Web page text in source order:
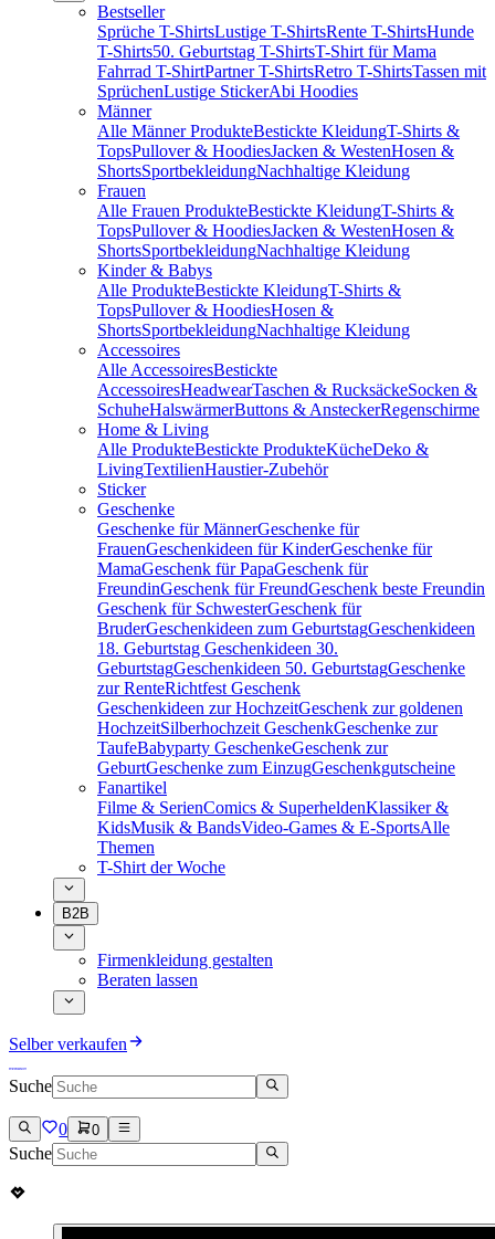
Bestseller
Sprüche T-ShirtsLustige T-ShirtsRente T-ShirtsHunde
T-Shirts50. Geburtstag T-ShirtsT-Shirt für Mama
Fahrrad T-ShirtPartner T-ShirtsRetro T-ShirtsTassen mit
SprüchenLustige StickerAbi Hoodies
Männer
Alle Männer ProdukteBestickte KleidungT-Shirts &
TopsPullover & HoodiesJacken & WestenHosen &
ShortsSportbekleidungNachhaltige Kleidung
Frauen
Alle Frauen ProdukteBestickte KleidungT-Shirts &
TopsPullover & HoodiesJacken & WestenHosen &
ShortsSportbekleidungNachhaltige Kleidung
Kinder & Babys
Alle ProdukteBestickte KleidungT-Shirts &
TopsPullover & HoodiesHosen &
ShortsSportbekleidungNachhaltige Kleidung
Accessoires
Alle AccessoiresBestickte
AccessoiresHeadwearTaschen & RucksäckeSocken &
SchuheHalswärmerButtons & AnsteckerRegenschirme
Home & Living
Alle ProdukteBestickte ProdukteKücheDeko &
LivingTextilienHaustier-Zubehör
Sticker
Geschenke
Geschenke für MännerGeschenke für
FrauenGeschenkideen für KinderGeschenke für
MamaGeschenk für PapaGeschenk für
FreundinGeschenk für FreundGeschenk beste Freundin
Geschenk für SchwesterGeschenk für
BruderGeschenkideen zum GeburtstagGeschenkideen
18. Geburtstag Geschenkideen 30.
GeburtstagGeschenkideen 50. GeburtstagGeschenke
zur RenteRichtfest Geschenk
Geschenkideen zur HochzeitGeschenk zur goldenen
HochzeitSilberhochzeit GeschenkGeschenke zur
TaufeBabyparty GeschenkeGeschenk zur
GeburtGeschenke zum EinzugGeschenkgutscheine
Fanartikel
Filme & SerienComics & SuperheldenKlassiker &
KidsMusik & BandsVideo-Games & E-SportsAlle
Themen
T-Shirt der Woche
B2B
Firmenkleidung gestalten
Beraten lassen
Selber verkaufen
Suche
0 0
Suche